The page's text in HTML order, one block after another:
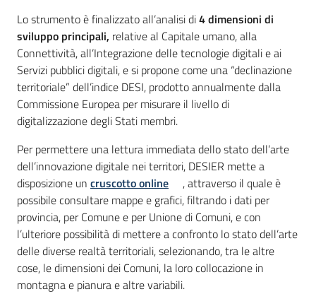
Lo strumento è finalizzato all’analisi di4 dimensioni di
sviluppo principali, relative al Capitale umano, alla
Connettività, all’Integrazione delle tecnologie digitali e ai
Servizi pubblici digitali, e si propone come una “declinazione
territoriale” dell’indice DESI, prodotto annualmente dalla
Commissione Europea per misurare il livello di
digitalizzazione degli Stati membri.
Per permettere una lettura immediata dello stato dell’arte
dell’innovazione digitale nei territori, DESIER mette a
disposizione un cruscotto online
, attraverso il quale è
possibile consultare mappe e grafici, filtrando i dati per
provincia, per Comune e per Unione di Comuni, e con
l’ulteriore possibilità di mettere a confronto lo stato dell’arte
delle diverse realtà territoriali, selezionando, tra le altre
cose, le dimensioni dei Comuni, la loro collocazione in
montagna e pianura e altre variabili.